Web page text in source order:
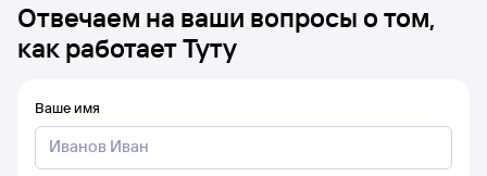
Отвечаем на ваши вопросы о том,
как работает Туту
Ваше имя